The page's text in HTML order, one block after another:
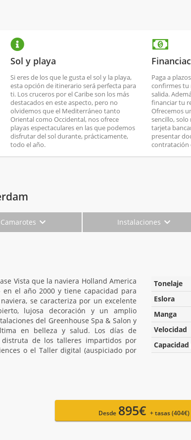
Sol y playa
Si eres de los que le gusta el sol y la playa,
esta opción de itinerario será perfecta para
ti. Los cruceros por el Caribe son los más
destacados en este aspecto, pero no
olvidemos que el Mediterráneo tanto
Oriental como Occidental, nos ofrece
playas espectaculares en las que podemos
disfrutar del sol durante, prácticamente,
todo el año.
Paga a
confirmes tu
salida.
financiar tu
Ofrecemos
sencillo,
tarjeta
presentar
contratación
Camarotes Instalaciones
Vista que la naviera Holland America
el año 2000 y tiene capacidad para
se caracteriza por un excelente
lujosa decoración y un amplio
del Greenhouse Spa & Salon y
en belleza y salud. Los días de
de los talleres impartidos por
o el Taller digital (auspiciado por
Tonelaje
Eslora
Manga
Velocidad
Desde 895€ + tasas (404€)